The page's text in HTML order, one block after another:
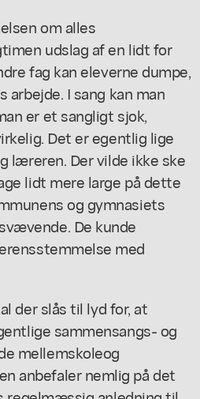
om alles
udslag af en lidt for
fag kan eleverne dumpe,
arbejde. I sang kan man
er et sangligt sjok,
Det er egentlig lige
læreren. Der vilde ikke ske
lidt mere large på dette
og gymnasiets
De kunde
med
der slås til lyd for, at
sammensangs- og
mellemskoleog
anbefaler nemlig på det